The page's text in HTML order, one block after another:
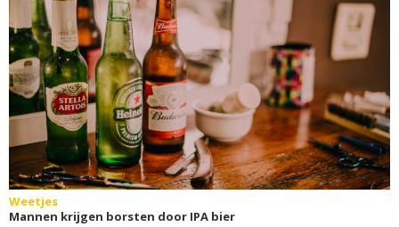
Weetjes
Mannen krijgen borsten door IPA bier